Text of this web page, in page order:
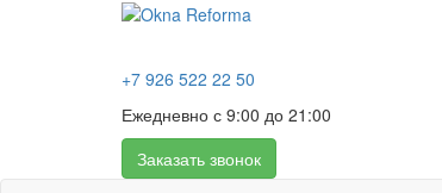
+7 926 522 22 50
Ежедневно с 9:00 до 21:00
Заказать звонок